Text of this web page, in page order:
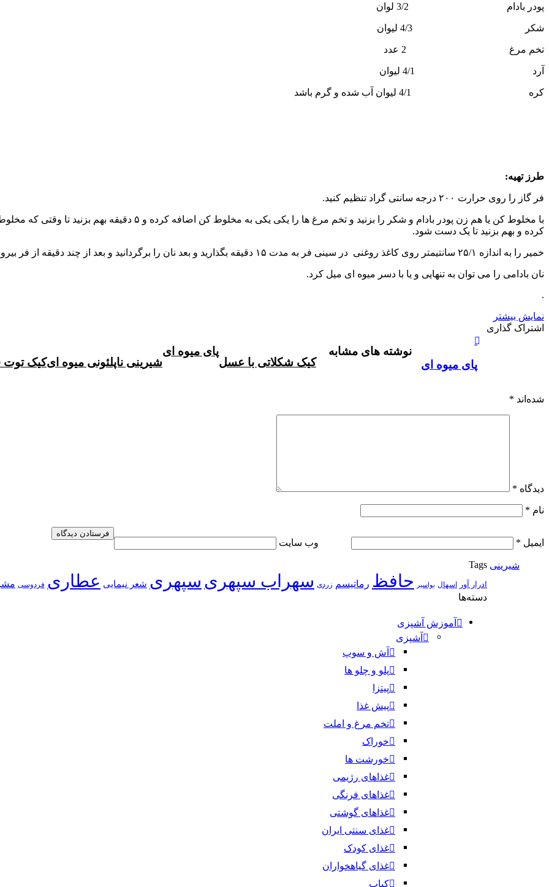
پودر بادام 3/2 لوان
شکر 4/3 لیوان
تخم مرغ 2 عدد
آرد 4/1 لیوان
کره 4/1 لیوان آب شده و گرم باشد
طرز تهیه:
فر گاز را روی حرارت ۲۰۰ درجه سانتی گراد تنظیم کنید.
با مخلوط کن یا هم زن پودر بادام و شکر را بزنید و تخم مرغ ها را
کرده و بهم بزنید تا یک دست شود.
خمیر را به اندازه ۲۵/۱ سانتیمتر روی کاغذ روغنی در سینی فر به مدت ۱۵ دقیقه بگذارید و بعد نان را برگردانید و بعد از چند دقیقه از فر بیرون بیاورید.
نان بادامی را می توان به تنهایی و یا با دسر میوه ای میل کرد.
.
نمایش بیشتر
اشتراک گذاری
بوک
آپ
گذاری
طریق
ایمیل
پای میوه ای
نوشته های مشابه
کیک شکلاتی با عسل
پای میوه ای
شیرینی ناپلئونی میوه ایکیک توت
شده‌اند *
دیدگاه *
نام *
ایمیل * وب‌ سایت
شیرینی Tags
ادرار آور اسهال بواسیر حافظ رماتیسم زردی سهراب سپهری سپهری شعر نیمایی عطاری فردوسی
دسته‌ها
آموزش آشپزی
آشپزی
آش و سوپ
پلو و چلو ها
پیتزا
پیش غذا
تخم مرغ و املت
خوراک
خورشت ها
غذاهای رژیمی
غذاهای فرنگی
غذاهای گوشتی
غذای سنتی ایران
غذای کودک
غذای گیاهخواران
کباب